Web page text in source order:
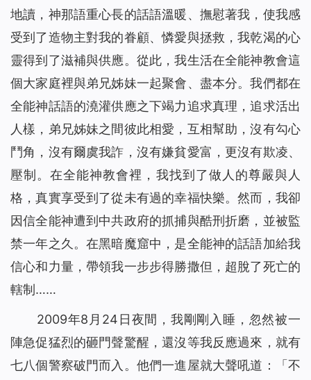
地讀，神那語重心長的話語溫暖、撫慰著我，使我感
受到了造物主對我的眷顧、憐愛與拯救，我乾渴的心
靈得到了滋補與供應。從此，我生活在全能神教會這
個大家庭裡與弟兄姊妹一起聚會、盡本分。我們都在
全能神話語的澆灌供應之下竭力追求真理，追求活出
人樣，弟兄姊妹之間彼此相愛，互相幫助，沒有勾心
鬥角，沒有爾虞我詐，沒有嫌貧愛富，更沒有欺凌、
壓制。在全能神教會裡，我找到了做人的尊嚴與人
格，真實享受到了從未有過的幸福快樂。然而，我卻
因信全能神遭到中共政府的抓捕與酷刑折磨，並被監
禁一年之久。在黑暗魔窟中，是全能神的話語加給我
信心和力量，帶領我一步步得勝撒但，超脫了死亡的
轄制……
2009年8月24日夜間，我剛剛入睡，忽然被一
陣急促猛烈的砸門聲驚醒，還沒等我反應過來，就有
七八個警察破門而入。他們一進屋就大聲吼道：「不